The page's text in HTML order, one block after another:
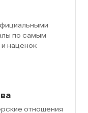
по самым
наценок
отношения